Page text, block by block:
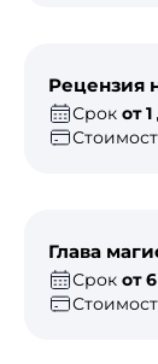
Рецензия
Срок от
Глава
Срок от